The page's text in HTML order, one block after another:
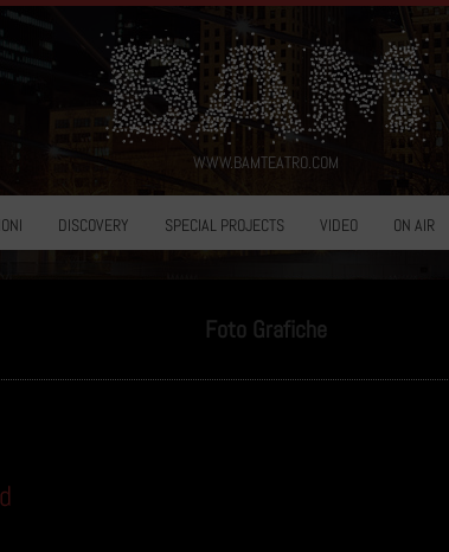
WWW.BAMTEATRO.COM
DISCOVERY SPECIAL PROJECTS VIDEO ON AIR
Foto Grafiche